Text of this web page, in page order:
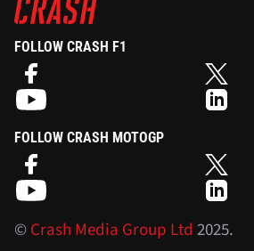
FOLLOW CRASH F1
FOLLOW CRASH MOTOGP
©Crash Media Group Ltd 2025.